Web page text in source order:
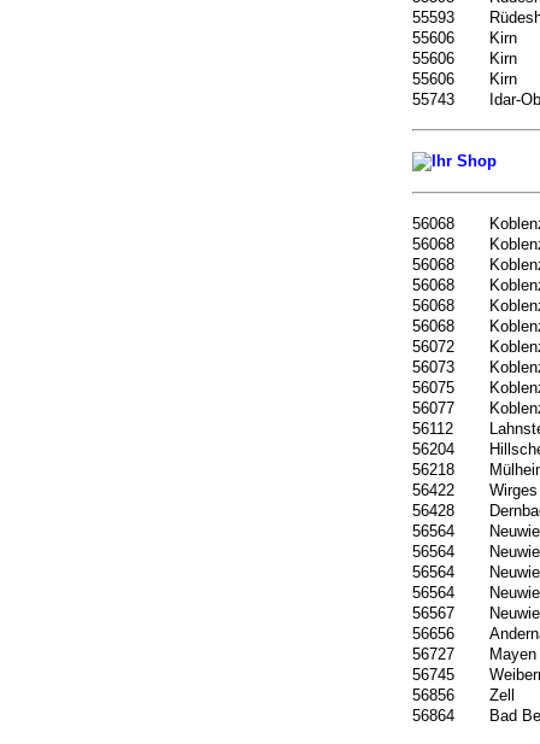
55593
55606
Kirn
55606
Kirn
55606
Kirn
55743
Idar-
56068
56068
56068
56068
56068
56068
56072
56073
56075
56077
56112
56204
56218
56422
Wirges
56428
56564
56564
56564
56564
56567
56656
56727
Mayen
56745
56856
Zell
56864
Bad